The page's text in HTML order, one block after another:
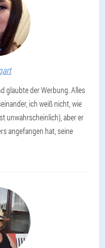
glaubte der Werbung. Alles
ich weiß nicht, wie
unwahrscheinlich), aber er
angefangen hat, seine